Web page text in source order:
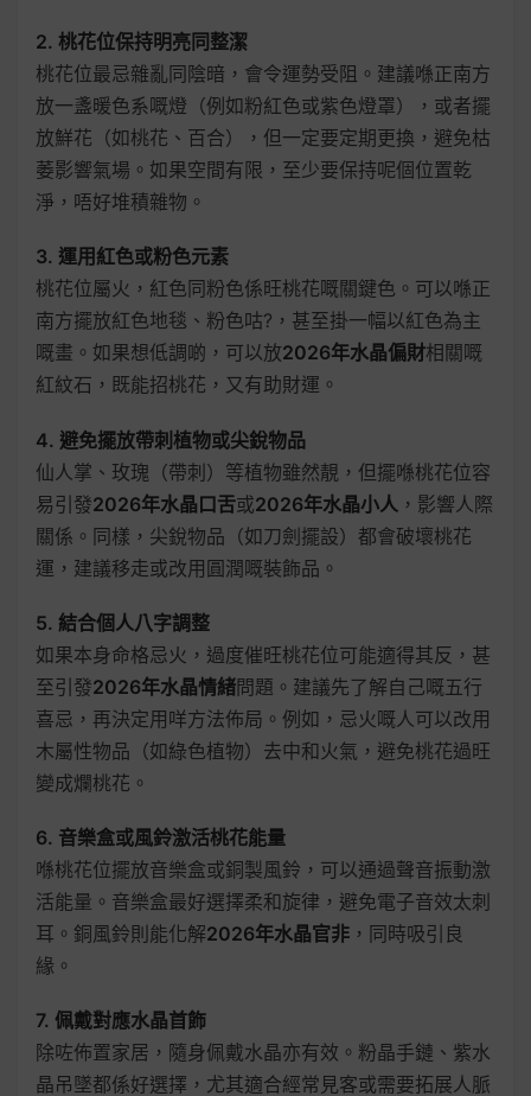
2. 桃花位保持明亮同整潔
桃花位最忌雜亂同陰暗，會令運勢受阻。建議喺正南方
放一盞暖色系嘅燈（例如粉紅色或紫色燈罩），或者擺
放鮮花（如桃花、百合），但一定要定期更換，避免枯
萎影響氣場。如果空間有限，至少要保持呢個位置乾
淨，唔好堆積雜物。
3. 運用紅色或粉色元素
桃花位屬火，紅色同粉色係旺桃花嘅關鍵色。可以喺正
南方擺放紅色地毯、粉色咕?，甚至掛一幅以紅色為主
嘅畫。如果想低調啲，可以放2026年水晶偏財相關嘅
紅紋石，既能招桃花，又有助財運。
4. 避免擺放帶刺植物或尖銳物品
仙人掌、玫瑰（帶刺）等植物雖然靚，但擺喺桃花位容
易引發2026年水晶口舌或2026年水晶小人 ，影響人際
關係。同樣，尖銳物品（如刀劍擺設）都會破壞桃花
運，建議移走或改用圓潤嘅裝飾品。
5. 結合個人八字調整
如果本身命格忌火，過度催旺桃花位可能適得其反，甚
至引發2026年水晶情緒問題。建議先了解自己嘅五行
喜忌，再決定用咩方法佈局。例如，忌火嘅人可以改用
木屬性物品（如綠色植物）去中和火氣，避免桃花過旺
變成爛桃花。
6. 音樂盒或風鈴激活桃花能量
喺桃花位擺放音樂盒或銅製風鈴，可以通過聲音振動激
活能量。音樂盒最好選擇柔和旋律，避免電子音效太刺
耳。銅風鈴則能化解2026年水晶官非 ，同時吸引良
緣。
7. 佩戴對應水晶首飾
除咗佈置家居，隨身佩戴水晶亦有效。粉晶手鏈、紫水
晶吊墜都係好選擇，尤其適合經常見客或需要拓展人脈